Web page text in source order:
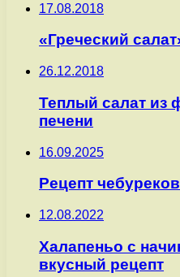
17.08.2018
«Греческий
26.12.2018
Теплый салат из
печени
16.09.2025
Рецепт
12.08.2022
Халапеньо с
вкусный рецепт